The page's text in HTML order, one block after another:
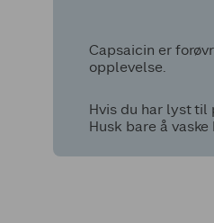
Capsaicin er
opplevelse.
Hvis du har lyst til
Husk bare å